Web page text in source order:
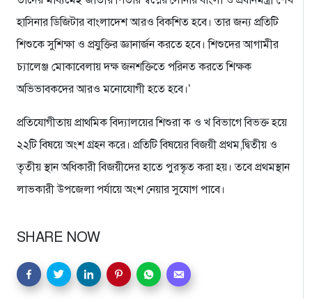
হাসিনার ডিজিটার বাংলাদেশ আরও বিকশিত হবে। তার জন্য প্রতিটি
শিশুকে সুশিক্ষা ও প্রযুক্তির জ্ঞানার্জন করতে হবে। শিশুদের আগামীর
চ্যালেঞ্জ মোকাবেলায় দক্ষ জনশক্তিতে পরিনত করতে শিক্ষক
অভিভাবকদের আরও মনোযোগী হতে হবে।’
প্রতিযোগীতায় প্রাথমিক বিদ্যালয়ের শিশুরা ক ও খ বিভাগে বিভক্ত হয়ে
২২টি বিষয়ে অংশ গ্রহন করে। প্রতিটি বিষয়ের বিজয়ী প্রথম,দ্বিতীয় ও
তৃতীয় স্থান অধিকারী বিজয়ীদের হাতে পুরস্কৃত করা হয়। তবে প্রথমস্থান
লাভকারী উপজেলা পর্যায়ে অংশ নেয়ার সুযোগ পাবে।
SHARE NOW